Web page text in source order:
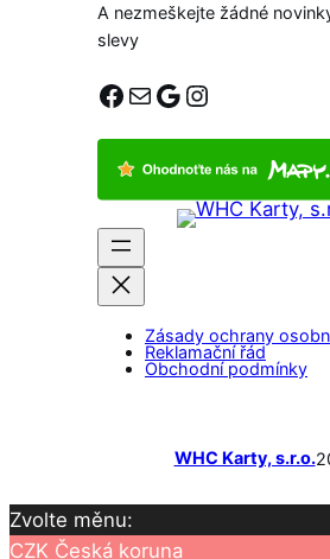
A nezmeškejte žádné
slevy
Facebook E-mail Google Instagram
Zásady ochrany
Reklamační řád
Obchodní podmínky
WHC Karty, s.r.o.
Zvolte měnu:
CZK Česká koruna